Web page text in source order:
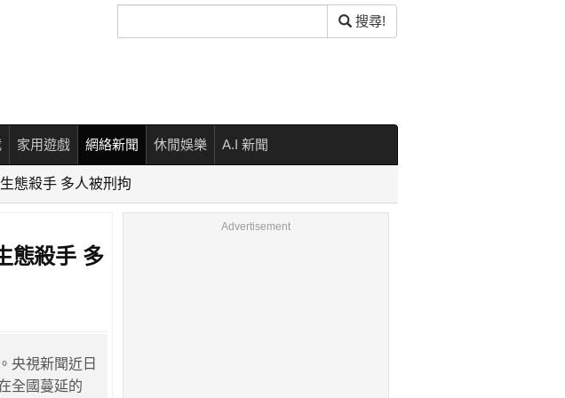
尋
搜尋!
家用遊戲 網絡新聞 休閒娛樂 A.I 新聞
態殺手 多人被刑拘
態殺手 多
央視新聞近日
全國蔓延的
Advertisement